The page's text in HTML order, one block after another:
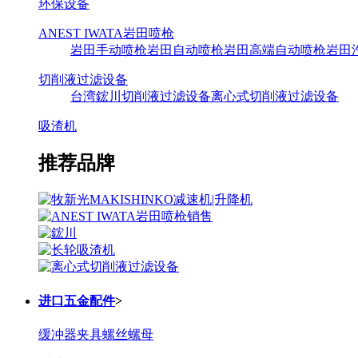
环保设备
ANEST IWATA岩田喷枪
岩田手动喷枪岩田自动喷枪岩田高端自动喷枪岩田
切削液过滤设备
台湾鋐川切削液过滤设备离心式切削液过滤设备
吸渣机
推荐品牌
进口五金配件>
缓冲器夹具螺丝螺母